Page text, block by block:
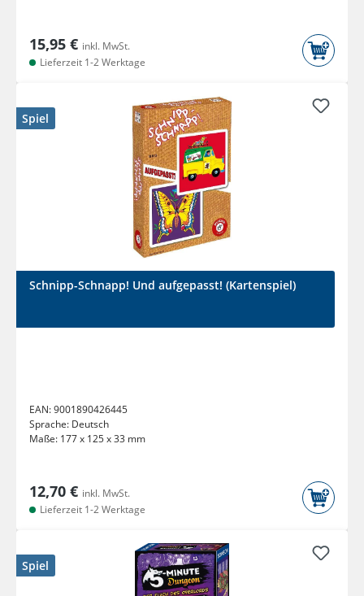
15,95 € inkl. MwSt.
Lieferzeit 1-2 Werktage
Spiel
Schnipp-Schnapp! Und aufgepasst! (Kartenspiel)
EAN:9001890426445
Sprache: Deutsch
Maße: 177 x 125 x 33 mm
12,70 € inkl. MwSt.
Lieferzeit 1-2 Werktage
Spiel